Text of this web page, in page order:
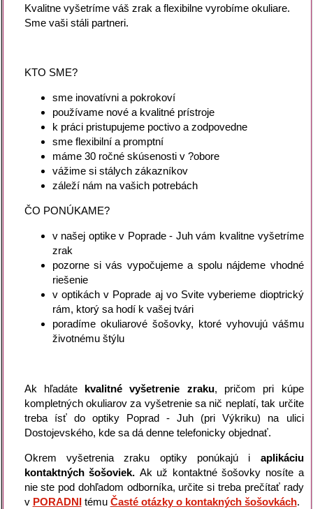
Kvalitne vyšetríme váš zrak a flexibilne vyrobíme okuliare.
Sme vaši stáli partneri.
KTO SME?
sme inovatívni a pokrokoví
používame nové a kvalitné prístroje
k práci pristupujeme poctivo a zodpovedne
sme flexibilní a promptní
máme 30 ročné skúsenosti v ?obore
vážime si stálych zákazníkov
záleží nám na vašich potrebách
ČO PONÚKAME?
v našej optike v Poprade - Juh vám kvalitne vyšetríme
zrak
pozorne si vás vypočujeme a spolu nájdeme vhodné
riešenie
v optikách v Poprade aj vo Svite vyberieme dioptrický
rám, ktorý sa hodí k vašej tvári
poradíme okuliarové šošovky, ktoré vyhovujú vášmu
životnému štýlu
Ak hľadáte kvalitné vyšetrenie zraku, pričom pri kúpe
kompletných okuliarov za vyšetrenie sa nič neplatí, tak určite
treba ísť do optiky Poprad - Juh (pri Výkriku) na ulici
Dostojevského, kde sa dá denne telefonicky objednať.
Okrem vyšetrenia zraku optiky ponúkajú i aplikáciu
kontaktných šošoviek. Ak už kontaktné šošovky nosíte a
nie ste pod dohľadom odborníka, určite si treba prečítať rady
v PORADNItému Časté otázky o kontakných šošovkách.